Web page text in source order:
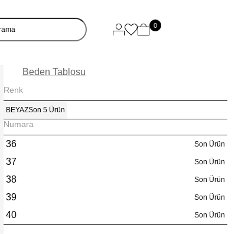
0
Beden Tablosu
Renk
BEYAZSon 5 Ürün
Numara
36 Son Ürün
37 Son Ürün
38 Son Ürün
39 Son Ürün
40 Son Ürün